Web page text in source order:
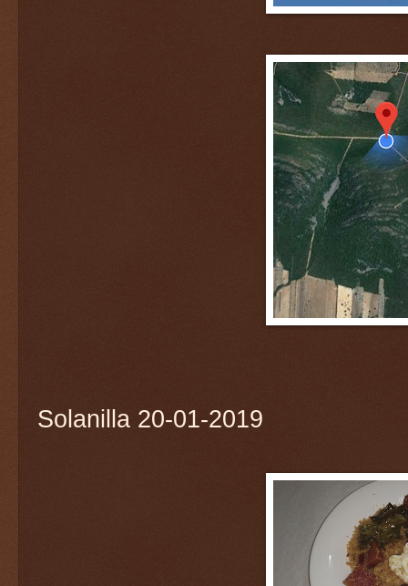
Solanilla 20-01-2019